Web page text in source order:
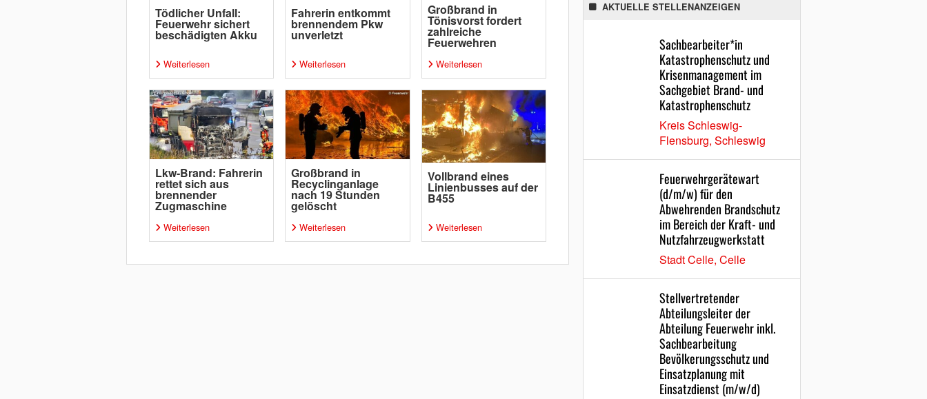
Tödlicher Unfall:
Feuerwehr sichert
beschädigten Akku
Weiterlesen
Fahrerin entkommt
brennendem Pkw
unverletzt
Weiterlesen
Großbrand in
Tönisvorst fordert
zahlreiche
Feuerwehren
Weiterlesen
Lkw-Brand: Fahrerin
rettet sich aus
brennender
Zugmaschine
Weiterlesen
Großbrand in
Recyclinganlage
nach 19 Stunden
gelöscht
Weiterlesen
Vollbrand eines
Linienbusses auf der
B455
Weiterlesen
AKTUELLE STELLENANZEIGEN
Sachbearbeiter*in
Katastrophenschutz und
Krisenmanagement im
Sachgebiet Brand- und
Katastrophenschutz
Kreis Schleswig-
Flensburg, Schleswig
Feuerwehrgerätewart
(d/m/w) für den
Abwehrenden Brandschutz
im Bereich der Kraft- und
Nutzfahrzeugwerkstatt
Stadt Celle, Celle
Stellvertretender
Abteilungsleiter der
Abteilung Feuerwehr inkl.
Sachbearbeitung
Bevölkerungsschutz und
Einsatzplanung mit
Einsatzdienst (m/w/d)